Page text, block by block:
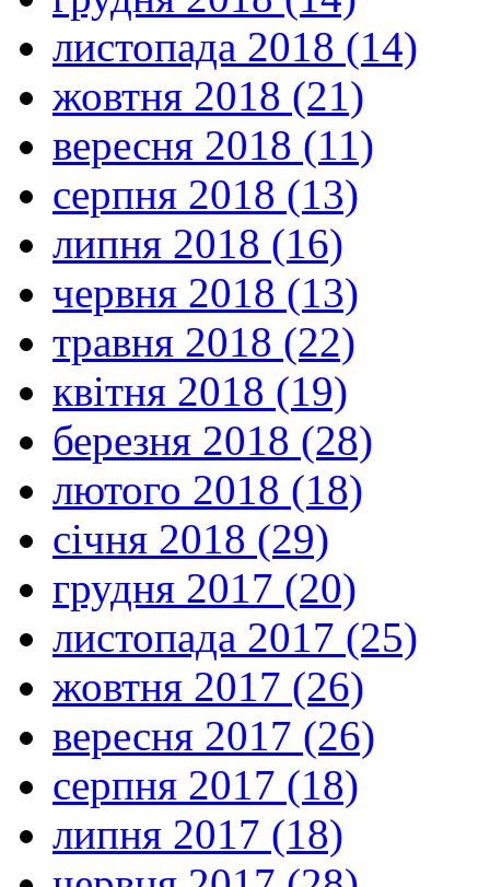
листопада 2018 (14)
жовтня 2018 (21)
вересня 2018 (11)
серпня 2018 (13)
липня 2018 (16)
червня 2018 (13)
травня 2018 (22)
квітня 2018 (19)
березня 2018 (28)
лютого 2018 (18)
січня 2018 (29)
грудня 2017 (20)
листопада 2017 (25)
жовтня 2017 (26)
вересня 2017 (26)
серпня 2017 (18)
липня 2017 (18)